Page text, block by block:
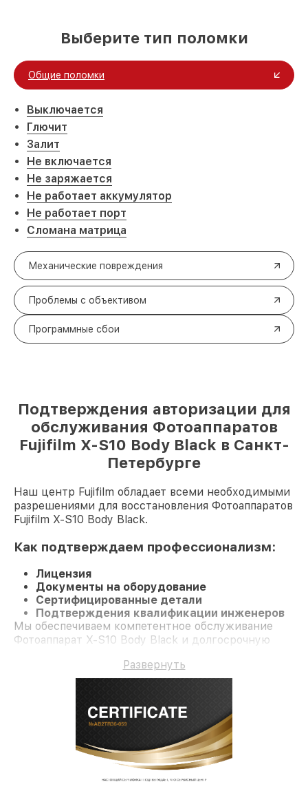
Выберите тип поломки
Общие поломки
Выключается
Глючит
Залит
Не включается
Не заряжается
Не работает аккумулятор
Не работает порт
Сломана матрица
Механические повреждения
Проблемы с объективом
Программные сбои
Подтверждения авторизации для
обслуживания Фотоаппаратов
Fujifilm X-S10 Body Black в Санкт-
Петербурге
Наш центр Fujifilm обладает всеми необходимыми
разрешениями для восстановления Фотоаппаратов
Fujifilm X-S10 Body Black.
Как подтверждаем профессионализм:
Лицензия
Документы на оборудование
Сертифицированные детали
Подтверждения квалификации инженеров
Мы обеспечиваем компетентное обслуживание
Фотоаппарат X-S10 Body Black и долгосрочную
Развернуть